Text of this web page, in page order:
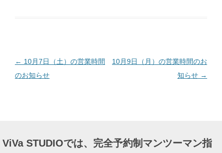
で
開
ま
す
投
稿
シ
← 10月7日（土）の営業時間
のお知らせ
10月9日（月）の営業時間のお
知らせ →
ViVa STUDIOでは、完全予約制マンツーマン指